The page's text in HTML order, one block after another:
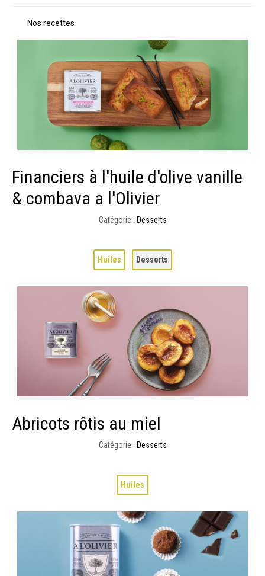
Nos recettes
Financiers à l'huile d'olive vanille
& combava a l'Olivier
Catégorie : Desserts
Huiles Desserts
Abricots rôtis au miel
Catégorie : Desserts
Huiles